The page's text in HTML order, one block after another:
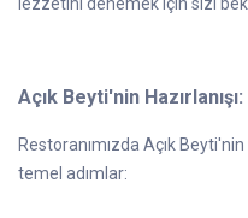
Açık Beyti'nin Hazırlanışı:
Restoranımızda Açık
temel adımlar: